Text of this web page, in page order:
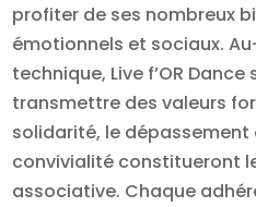
profiter de ses nombreux
émotionnels et sociaux.
technique, Live f’OR
transmettre des valeurs
solidarité, le dépassement
convivialité constitueront
associative. Chaque